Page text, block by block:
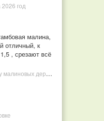
год
малина,
отличный, к
, срезают всё
Товарищи, это РАЗВОД! Почему малиновых деревьев не бывает, или Как ушлые продавцы наживаются на мечтах садоводов